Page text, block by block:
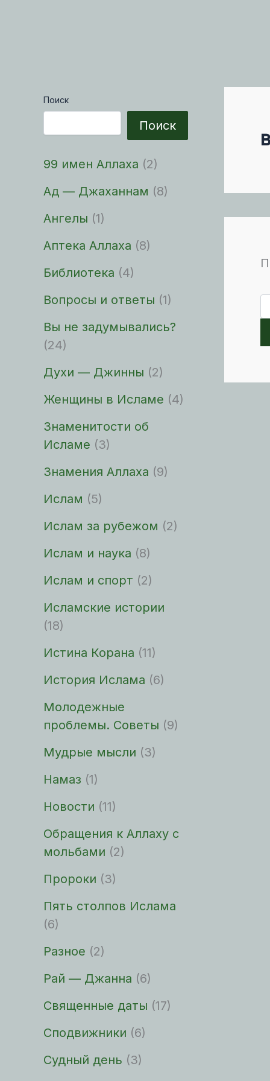
Поиск
Поиск
99 имен Аллаха (2)
Ад — Джаханнам (8)
Ангелы (1)
Аптека Аллаха (8)
Библиотека (4)
Вопросы и ответы (1)
Вы не задумывались?
(24)
Духи — Джинны (2)
Женщины в Исламе (4)
Знаменитости об
Исламе (3)
Знамения Аллаха (9)
Ислам (5)
Ислам за рубежом (2)
Ислам и наука (8)
Ислам и спорт (2)
Исламские истории
(18)
Истина Корана (11)
История Ислама (6)
Молодежные
проблемы. Советы (9)
Мудрые мысли (3)
Намаз (1)
Новости (11)
Обращения к Аллаху с
мольбами (2)
Пророки (3)
Пять столпов Ислама
(6)
Разное (2)
Рай — Джанна (6)
Священные даты (17)
Сподвижники (6)
Судный день (3)